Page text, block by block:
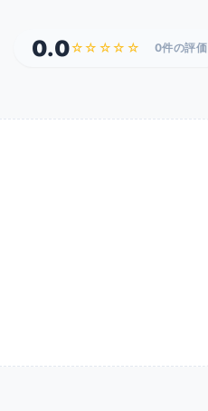
0.0☆☆☆☆☆ 0件の評価